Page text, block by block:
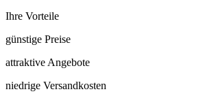
Ihre Vorteile
günstige Preise
attraktive Angebote
niedrige Versandkosten